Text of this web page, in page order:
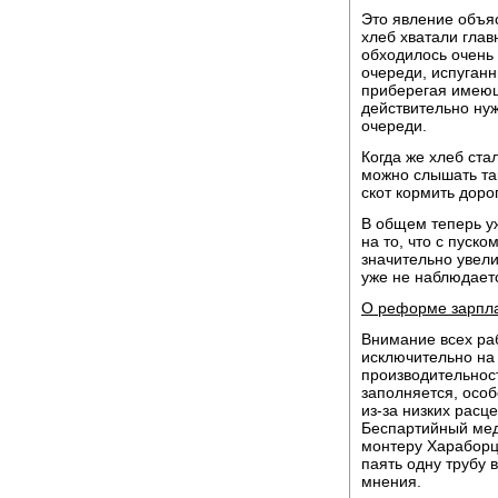
Это явление
хлеб хватали
обходилось
очереди,
приберегая
действительно
очереди.
Когда же хлеб
можно слышать
скот кормить
В общем теперь
на то, что с
значительно
уже не
О реформе
Внимание всех
исключительно
заполняется,
из-за низких
Беспартийный
монтеру
паять одну трубу
мнения.